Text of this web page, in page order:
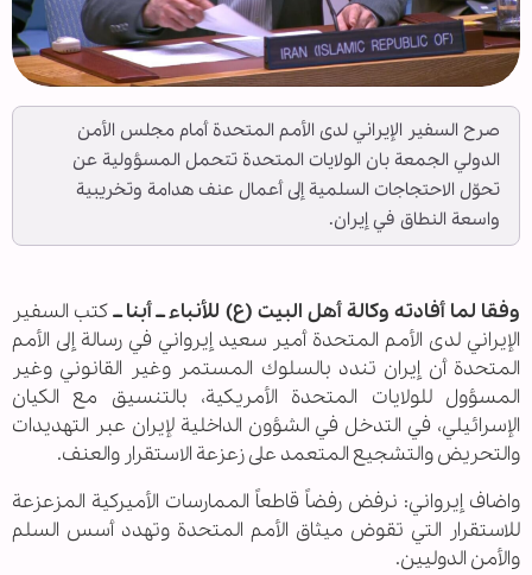
صرح السفير الإيراني لدى الأمم المتحدة أمام مجلس الأمن
الدولي الجمعة بان الولايات المتحدة تتحمل المسؤولية عن
تحوّل الاحتجاجات السلمية إلى أعمال عنف هدامة وتخريبية
واسعة النطاق في إيران.
وفقا لما أفادته وكالة أهل البيت (ع) للأنباء ــ أبنا ــكتب السفير
الإيراني لدى الأمم المتحدة أمير سعيد إيرواني في رسالة إلى الأمم
المتحدة أن إيران تندد بالسلوك المستمر وغير القانوني وغير
المسؤول للولايات المتحدة الأمريكية، بالتنسيق مع الكيان
الإسرائيلي، في التدخل في الشؤون الداخلية لإيران عبر التهديدات
والتحريض والتشجيع المتعمد على زعزعة الاستقرار والعنف.
واضاف إيرواني: نرفض رفضاً قاطعاً الممارسات الأميركية المزعزعة
للاستقرار التي تقوض ميثاق الأمم المتحدة وتهدد أسس السلم
والأمن الدوليين.